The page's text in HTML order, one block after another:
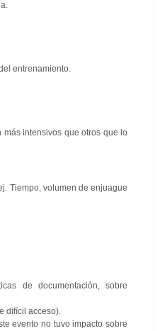
entrenamiento.
intensivos que otros que lo
Tiempo, volumen de enjuague
de documentación, sobre
difícil acceso).
evento no tuvo impacto sobre